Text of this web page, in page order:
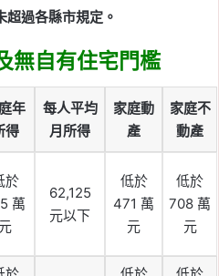
超過各縣市規定。
無自有住宅門檻
年
得
每人平均
月所得
家庭動
產
家庭不
動產
於
萬
62,125
元以下
低於
471 萬
元
低於
708 萬
元